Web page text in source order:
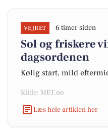
VEJRET 6 timer siden
Sol og friskere
dagsordenen
Kølig start, mild
Kilde: MET.no
Læs hele artiklen her